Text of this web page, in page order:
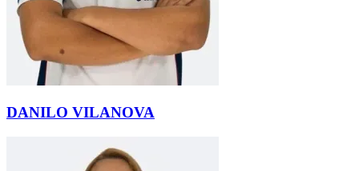
DANILO VILANOVA